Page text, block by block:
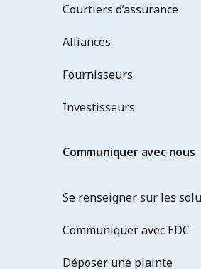
Courtiers d’assurance
Alliances
Fournisseurs
Investisseurs
Communiquer avec nous
Se renseigner sur les
Communiquer avec EDC
Déposer une plainte